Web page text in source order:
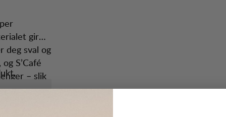
gir
deg sval og
S’Café
– slik